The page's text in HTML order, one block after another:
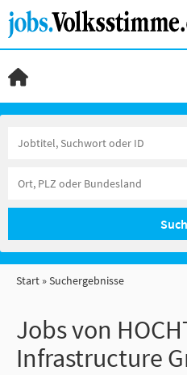
Start Suchergebnisse
Jobs von
Infrastructure